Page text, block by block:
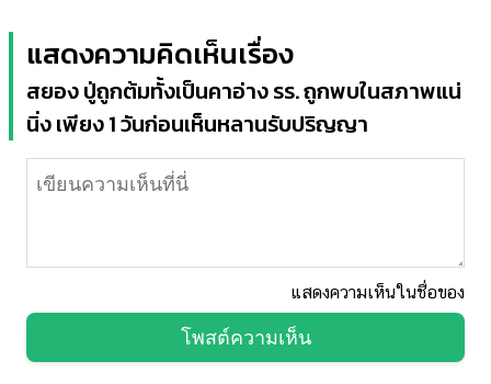
แสดงความคิดเห็นเรื่อง
สยอง ปู่ถูกต้มทั้งเป็นคาอ่าง รร. ถูกพบในสภาพแน่
นิ่ง เพียง 1 วันก่อนเห็นหลานรับปริญญา
แสดงความเห็นในชื่อของ
โพสต์ความเห็น